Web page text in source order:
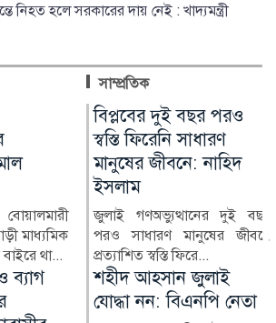
নিহত হলে সরকারের দায় নেই : খাদ্যমন্ত্রী
সাম্প্রতিক
দুই বছর
জীবনে
রামুতে অপহরণ মামলা,
পারিবারিক বিরোধের
অভিযোগ
কক্সবাজারের রামু উপজেলায়
একটি অপহরণ মামলাকে কেন্দ্র
করে স্থানীয় এলাকায় ব্যাপক...
নেতা
হাসিনা দিল্লিতে,
পরিবারের অন্য সদস্যরা